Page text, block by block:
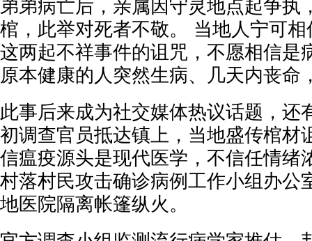
弟弟病亡后，亲属因守灵地点起争执
棺，此举对死者不敬。 当地人宁可
这两起不祥事件的诅咒，不愿相信是
原本健康的人突然生病、几天内丧命
此事后来成为社交媒体热议话题，还
初调查官员抵达镇上，当地盛传棺材
信瘟疫源头是现代医学，不信任情绪
村落村民攻击确诊病例工作小组办公
地医院隔离帐篷纵火。